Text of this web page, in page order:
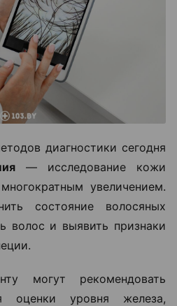
диагностики сегодня
— исследование кожи
увеличением.
состояние волосяных
волос и выявить признаки
могут рекомендовать
оценки уровня железа,